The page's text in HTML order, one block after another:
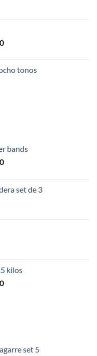
El
es: tonos
bands
El
es: set de 3
kilos
El
set 5